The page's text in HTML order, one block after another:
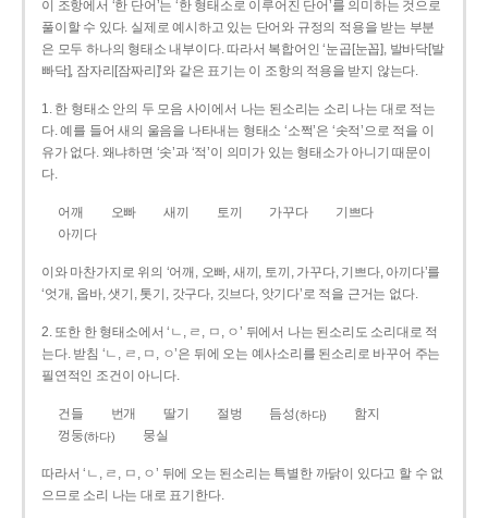
이 조항에서 ‘한 단어’는 ‘한 형태소로 이루어진 단어’를 의미하는 것으로
풀이할 수 있다. 실제로 예시하고 있는 단어와 규정의 적용을 받는 부분
은 모두 하나의 형태소 내부이다. 따라서 복합어인 ‘눈곱[눈꼽], 발바닥[발
빠닥], 잠자리[잠짜리]’와 같은 표기는 이 조항의 적용을 받지 않는다.
1. 한 형태소 안의 두 모음 사이에서 나는 된소리는 소리 나는 대로 적는
다. 예를 들어 새의 울음을 나타내는 형태소 ‘소쩍’은 ‘솟적’으로 적을 이
유가 없다. 왜냐하면 ‘솟’과 ‘적’이 의미가 있는 형태소가 아니기 때문이
다.
어깨 오빠 새끼 토끼 가꾸다
기쁘다
아끼다
이와 마찬가지로 위의 ‘어깨, 오빠, 새끼, 토끼, 가꾸다, 기쁘다, 아끼다’를
‘엇개, 옵바, 샛기, 톳기, 갓구다, 깃브다, 앗기다’로 적을 근거는 없다.
2. 또한 한 형태소에서 ‘ㄴ, ㄹ, ㅁ, ㅇ’ 뒤에서 나는 된소리도 소리대로 적
는다. 받침 ‘ㄴ, ㄹ, ㅁ, ㅇ’은 뒤에 오는 예사소리를 된소리로 바꾸어 주는
필연적인 조건이 아니다.
건들 번개 딸기 절벙 듬성(하다)
함지
껑둥(하다) 뭉실
따라서 ‘ㄴ, ㄹ, ㅁ, ㅇ’ 뒤에 오는 된소리는 특별한 까닭이 있다고 할 수 없
으므로 소리 나는 대로 표기한다.